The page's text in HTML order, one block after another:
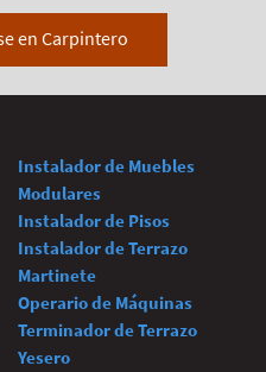
en Carpintero
Instalador de Muebles
Modulares
Instalador de Pisos
Instalador de Terrazo
Martinete
Operario de Máquinas
Terminador de Terrazo
Yesero